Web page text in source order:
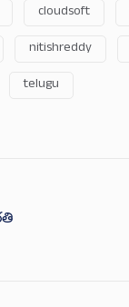
cloudsoft
nitishreddy
telugu